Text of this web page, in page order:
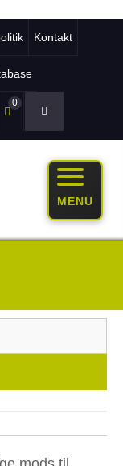
Kontakt
0
MENU